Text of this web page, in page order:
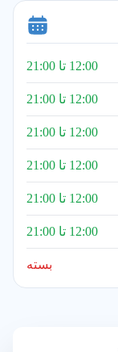
12:00 تا 21:00
12:00 تا 21:00
12:00 تا 21:00
12:00 تا 21:00
12:00 تا 21:00
12:00 تا 21:00
بسته